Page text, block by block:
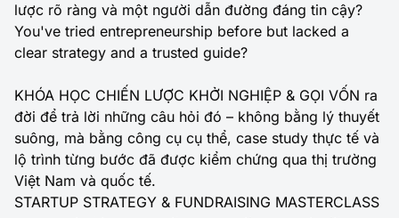
lược rõ ràng và một người dẫn đường đáng tin cậy?
You've tried entrepreneurship before but lacked a
clear strategy and a trusted guide?
KHÓA HỌC CHIẾN LƯỢC KHỞI NGHIỆP & GỌI VỐN ra
đời để trả lời những câu hỏi đó – không bằng lý thuyết
suông, mà bằng công cụ cụ thể, case study thực tế và
lộ trình từng bước đã được kiểm chứng qua thị trường
Việt Nam và quốc tế.
STARTUP STRATEGY & FUNDRAISING MASTERCLASS